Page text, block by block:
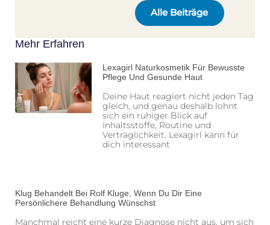
Alle Beiträge
Mehr Erfahren
Lexagirl Naturkosmetik Für Bewusste
Pflege Und Gesunde Haut
Deine Haut reagiert nicht jeden Tag
gleich, und genau deshalb lohnt
sich ein ruhiger Blick auf
Inhaltsstoffe, Routine und
Verträglichkeit. Lexagirl kann für
dich interessant
Klug Behandelt Bei Rolf Kluge, Wenn Du Dir Eine
Persönlichere Behandlung Wünschst
Manchmal reicht eine kurze Diagnose nicht aus, um sich